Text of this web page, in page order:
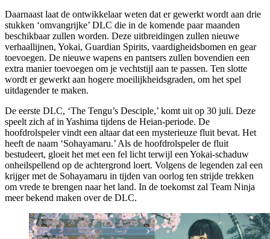
Daarnaast laat de ontwikkelaar weten dat er gewerkt wordt aan drie
stukken ‘omvangrijke’ DLC die in de komende paar maanden
beschikbaar zullen worden. Deze uitbreidingen zullen nieuwe
verhaallijnen, Yokai, Guardian Spirits, vaardigheidsbomen en gear
toevoegen. De nieuwe wapens en pantsers zullen bovendien een
extra manier toevoegen om je vechtstijl aan te passen. Ten slotte
wordt er gewerkt aan hogere moeilijkheidsgraden, om het spel
uitdagender te maken.
De eerste DLC, ‘The Tengu’s Desciple,’ komt uit op 30 juli. Deze
speelt zich af in Yashima tijdens de Heian-periode. De
hoofdrolspeler vindt een altaar dat een mysterieuze fluit bevat. Het
heeft de naam ‘Sohayamaru.’ Als de hoofdrolspeler de fluit
bestudeert, gloeit het met een fel licht terwijl een Yokai-schaduw
onheilspellend op de achtergrond loert. Volgens de legenden zal een
krijger met de Sohayamaru in tijden van oorlog ten strijde trekken
om vrede te brengen naar het land. In de toekomst zal Team Ninja
meer bekend maken over de DLC.